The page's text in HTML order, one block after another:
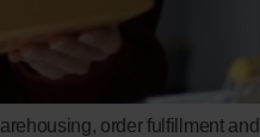
order fulfillment